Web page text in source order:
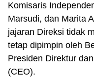
Komisaris
Marsudi, dan Marita
jajaran Direksi tidak
tetap dipimpin oleh
Presiden Direktur
(CEO).